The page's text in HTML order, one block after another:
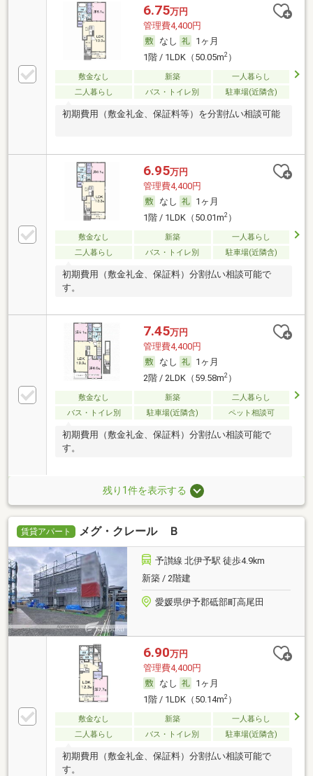
6.75万円
管理費4,400円
なし
1ヶ月
1階 / 1LDK（50.05m2）
敷金なし 新築
一人暮らし
二人暮らし
バス・トイレ別 駐車場(近隣含)
初期費用（敷金礼金、保証料等）を分割払い相談可能
6.95万円
管理費4,400円
なし
1ヶ月
1階 / 1LDK（50.01m2）
敷金なし 新築
一人暮らし
二人暮らし
バス・トイレ別 駐車場(近隣含)
初期費用（敷金礼金、保証料）分割払い相談可能で
す。
7.45万円
管理費4,400円
なし
1ヶ月
2階 / 2LDK（59.58m2）
敷金なし 新築
二人暮らし
バス・トイレ別
駐車場(近隣含) ペット相談可
初期費用（敷金礼金、保証料）分割払い相談可能で
す。
残り1件を表示する
賃貸アパート メグ・クレール Ｂ
予讃線 北伊予駅 徒歩4.9km
新築 / 2階建
愛媛県伊予郡砥部町高尾田
6.90万円
管理費4,400円
なし
1ヶ月
1階 / 1LDK（50.14m2）
敷金なし 新築
一人暮らし
二人暮らし
バス・トイレ別 駐車場(近隣含)
初期費用（敷金礼金、保証料）分割払い相談可能で
す。